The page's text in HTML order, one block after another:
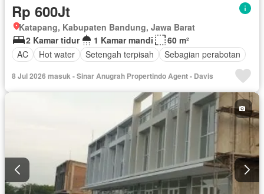
Rp 600Jt
Katapang, Kabupaten Bandung, Jawa Barat
2 Kamar tidur
1 Kamar mandi
60 m²
AC
Hot water Setengah terpisah Sebagian perabotan
8 Jul 2026 masuk - Sinar Anugrah Propertindo Agent - Davis